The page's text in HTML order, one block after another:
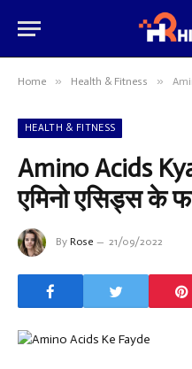
Home » Health & Fitness »
HEALTH & FITNESS
Amino Acids
एमिनो एसिड्स के
By Rose 21/09/2022